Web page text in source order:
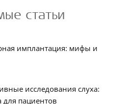
статьи
имплантация: мифы и
исследования слуха:
для пациентов